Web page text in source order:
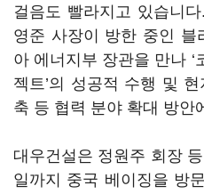
걸음도 빨라지고 있습니
영준 사장이 방한 중인 블
아 에너지부 장관을 만나
젝트’의 성공적 수행 및
축 등 협력 분야 확대 방안
대우건설은 정원주 회장
일까지 중국 베이징을 방